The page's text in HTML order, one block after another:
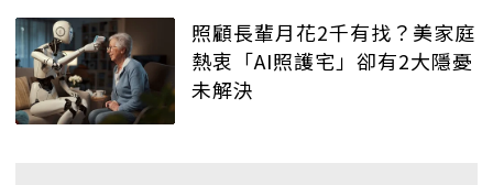
照顧長輩月花2千有找？美家庭
熱衷「AI照護宅」卻有2大隱憂
未解決